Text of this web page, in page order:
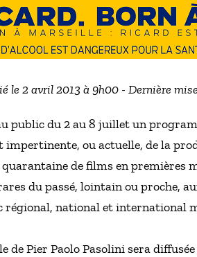
le 2 avril 2013 à 9h00 - Dernière
public du 2 au 8 juillet un
impertinente, ou actuelle, de la
de films en premières
du passé, lointain ou proche,
régional, national et international
de Pier Paolo Pasolini sera